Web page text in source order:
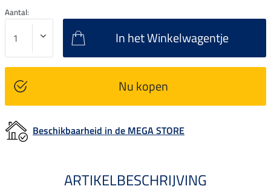
Aantal:
In het Winkelwagentje
Nu kopen
Beschikbaarheid in de MEGA STORE
ARTIKELBESCHRIJVING